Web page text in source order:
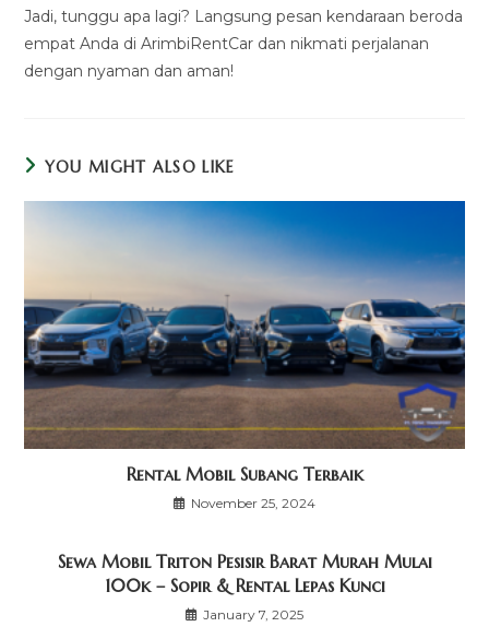
Jadi, tunggu apa lagi? Langsung pesan kendaraan beroda
empat Anda di ArimbiRentCar dan nikmati perjalanan
dengan nyaman dan aman!
YOU MIGHT ALSO LIKE
Rental Mobil Subang Terbaik
November 25, 2024
Sewa Mobil Triton Pesisir Barat Murah Mulai
100k – Sopir & Rental Lepas Kunci
January 7, 2025